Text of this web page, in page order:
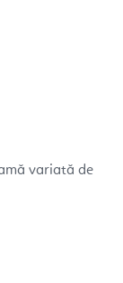
variată de